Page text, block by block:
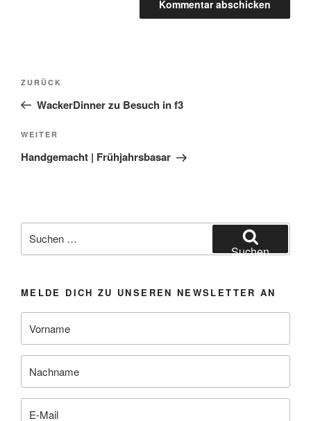
Beitragsnavigation
Vorheriger
Beitrag
ZURÜCK
WackerDinner zu Besuch in f3
Nächster
Beitrag
WEITER
Handgemacht | Frühjahrsbasar
nach:
Suchen
MELDE DICH ZU UNSEREN NEWSLETTER AN